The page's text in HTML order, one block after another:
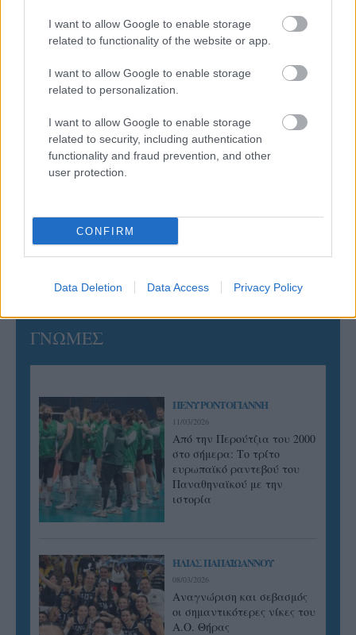
I want to allow Google to enable storage
related to functionality of the website or app.
I want to allow Google to enable storage
related to personalization.
I want to allow Google to enable storage
related to security, including authentication
functionality and fraud prevention, and other
user protection.
CONFIRM
Data Deletion Data Access Privacy Policy
Έτοιμη για… υψηλές πτήσεις η Μπενφίκα του Ψάρρα
με τον «Ιπτάμενο Ολλανδό» Βίλτενμπουργκ
05/08/2026
Ισόπαλο το πρωτο φιλικό τεστ της Εθνικής στο
Ουρμπίνο
Προς στρατηγική συνεργασία ΠΑΣΑΠΠ και
Πανεπιστημίου Πατρών
ΓΝΩΜΕΣ
ΠΕΝΥ ΡΟΝΤΟΓΙΑΝΝΗ
11/03/2026
Από την Περούτζια του 2000
στο σήμερα: Tο τρίτο
ευρωπαϊκό ραντεβού του
Παναθηναϊκού με την
ιστορία
ΗΛΙΑΣ ΠΑΠΑΪΩΑΝΝΟΥ
08/03/2026
Αναγνώριση και σεβασμός
οι σημαντικότερες νίκες του
Α.Ο. Θήρας